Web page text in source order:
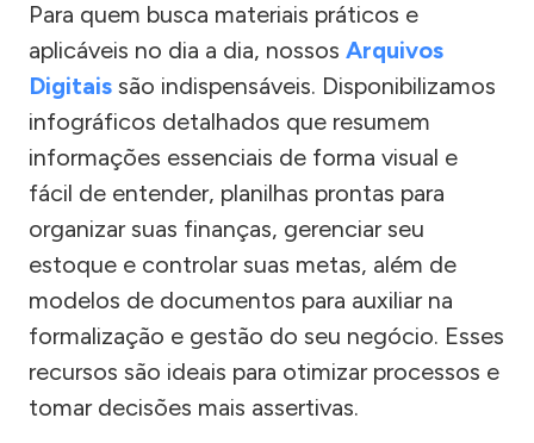
Para quem busca materiais práticos e
aplicáveis no dia a dia, nossos Arquivos
Digitais são indispensáveis. Disponibilizamos
infográficos detalhados que resumem
informações essenciais de forma visual e
fácil de entender, planilhas prontas para
organizar suas finanças, gerenciar seu
estoque e controlar suas metas, além de
modelos de documentos para auxiliar na
formalização e gestão do seu negócio. Esses
recursos são ideais para otimizar processos e
tomar decisões mais assertivas.